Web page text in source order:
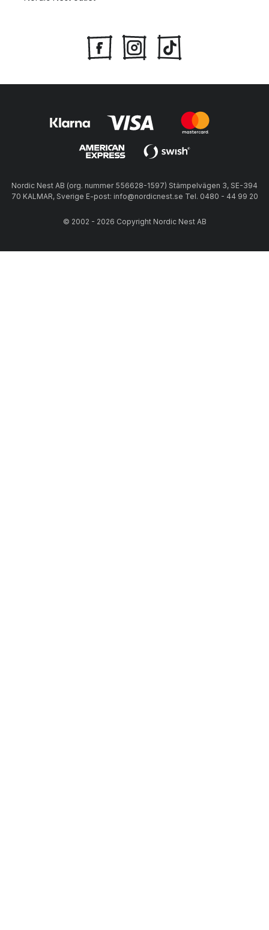
Nordic Nest AB (org. nummer 556628-1597) Stämpelvägen 3, SE-394
70 KALMAR, Sverige E-post: info@nordicnest.se Tel. 0480 - 44 99 20
© 2002 - 2026 Copyright Nordic Nest AB